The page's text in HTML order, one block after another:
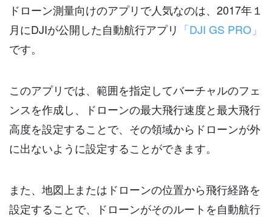
ドローン測量向けのアプリで人気なのは、2017年１
月にDJIが公開した自動航行アプリ 「DJI GS PRO」
です。
このアプリでは、範囲を指定してバーチャルのフェ
ンスを作成し、ドローンの最大飛行速度と最大飛行
高度を設定することで、その領域からドローンが外
に出ないように設定することができます。
また、地図上またはドローンの位置から飛行経路を
設定することで、ドローンがそのルートを自動航行